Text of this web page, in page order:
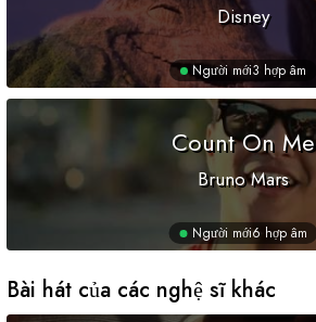
Disney
Người mới3 hợp âm
Count On Me
Bruno Mars
Người mới6 hợp âm
Bài hát của các nghệ sĩ khác